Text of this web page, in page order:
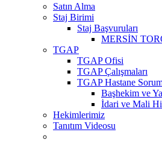
Satın Alma
Staj Birimi
Staj Başvuruları
MERSİN
TGAP
TGAP Ofisi
TGAP Çalışmaları
TGAP Hastane
Başhekim ve
İdari ve Mali
Hekimlerimiz
Tanıtım Videosu